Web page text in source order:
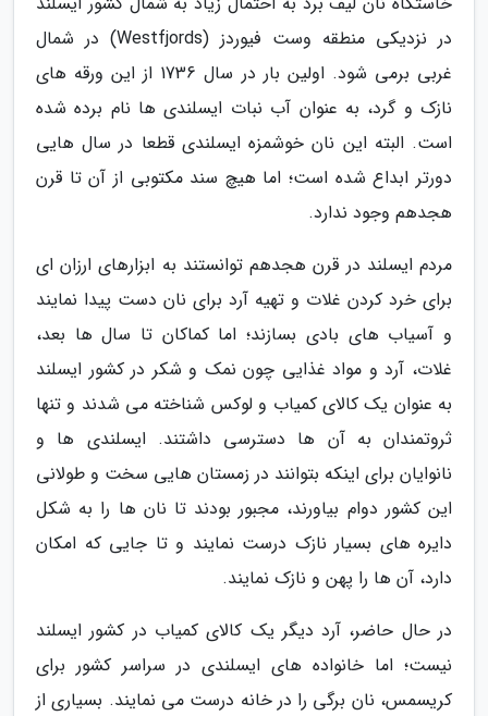
در نزدیکی منطقه وست فیوردز (Westfjords) در شمال
غربی برمی شود. اولین بار در سال 1736 از این ورقه های
نازک و گرد، به عنوان آب نبات ایسلندی ها نام برده شده
است. البته این نان خوشمزه ایسلندی قطعا در سال هایی
دورتر ابداع شده است؛ اما هیچ سند مکتوبی از آن تا قرن
هجدهم وجود ندارد.
مردم ایسلند در قرن هجدهم توانستند به ابزارهای ارزان ای
برای خرد کردن غلات و تهیه آرد برای نان دست پیدا نمایند
و آسیاب های بادی بسازند؛ اما کماکان تا سال ها بعد،
غلات، آرد و مواد غذایی چون نمک و شکر در کشور ایسلند
به عنوان یک کالای کمیاب و لوکس شناخته می شدند و تنها
ثروتمندان به آن ها دسترسی داشتند. ایسلندی ها و
نانوایان برای اینکه بتوانند در زمستان هایی سخت و طولانی
این کشور دوام بیاورند، مجبور بودند تا نان ها را به شکل
دایره های بسیار نازک درست نمایند و تا جایی که امکان
دارد، آن ها را پهن و نازک نمایند.
در حال حاضر، آرد دیگر یک کالای کمیاب در کشور ایسلند
نیست؛ اما خانواده های ایسلندی در سراسر کشور برای
کریسمس، نان برگی را در خانه درست می نمایند. بسیاری از